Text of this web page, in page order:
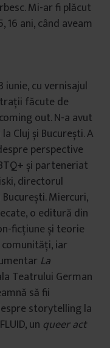
Mi-ar fi plăcut
16 ani, când aveam
iunie, cu vernisajul
făcute de
out. N-a avut
Cluj și București. A
perspective
și parteneriat
directorul
Miercuri,
o editură din
ficțiune și teorie
iar
La
Teatrului German
să fii
storytelling la
un queer act